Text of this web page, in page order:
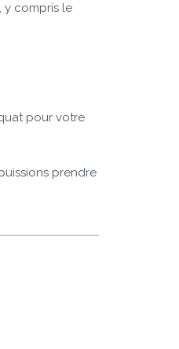
y compris le
pour votre
prendre